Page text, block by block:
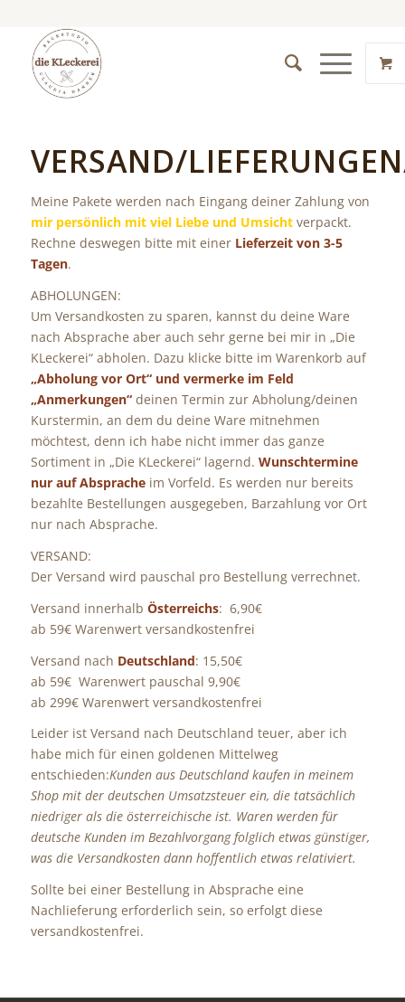
VERSAND/
Meine Pakete werden nach Eingang deiner Zahlung von
mir persönlich mit viel Liebe und Umsichtverpackt.
Rechne deswegen bitte mit einer Lieferzeit von 3-5
Tagen.
ABHOLUNGEN:
Um Versandkosten zu sparen, kannst du deine Ware
nach Absprache aber auch sehr gerne bei mir in „Die
KLeckerei“ abholen. Dazu klicke bitte im Warenkorb auf
„Abholung vor Ort“ und vermerke im Feld
„Anmerkungen“deinen Termin zur Abholung/deinen
Kurstermin, an dem du deine Ware mitnehmen
möchtest, denn ich habe nicht immer das ganze
Sortiment in „Die KLeckerei“ lagernd. Wunschtermine
nur auf Abspracheim Vorfeld. Es werden nur bereits
bezahlte Bestellungen ausgegeben, Barzahlung vor Ort
nur nach Absprache.
VERSAND:
Der Versand wird pauschal pro Bestellung verrechnet.
Versand innerhalb Österreichs: 6,90€
ab 59€ Warenwert versandkostenfrei
Versand nach Deutschland: 15,50€
ab 59€ Warenwert pauschal 9,90€
ab 299€ Warenwert versandkostenfrei
Leider ist Versand nach Deutschland teuer, aber ich
habe mich für einen goldenen Mittelweg
entschieden:Kunden aus Deutschland kaufen in meinem
Shop mit der deutschen Umsatzsteuer ein, die tatsächlich
niedriger als die österreichische ist. Waren werden für
deutsche Kunden im Bezahlvorgang folglich etwas günstiger,
was die Versandkosten dann hoffentlich etwas relativiert.
Sollte bei einer Bestellung in Absprache eine
Nachlieferung erforderlich sein, so erfolgt diese
versandkostenfrei.